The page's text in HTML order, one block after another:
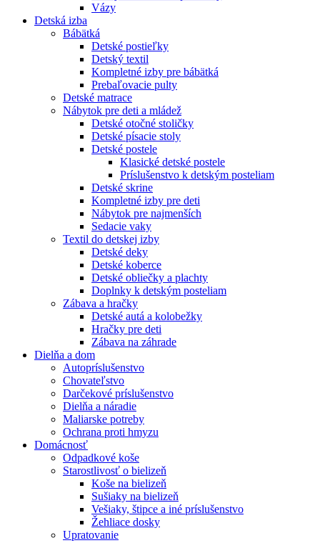
Vázy
Detská izba
Bábätká
Detské postieľky
Detský textil
Kompletné izby pre bábätká
Prebaľovacie pulty
Detské matrace
Nábytok pre deti a mládež
Detské otočné stoličky
Detské písacie stoly
Detské postele
Klasické detské postele
Príslušenstvo k detským posteliam
Detské skrine
Kompletné izby pre deti
Nábytok pre najmenších
Sedacie vaky
Textil do detskej izby
Detské deky
Detské koberce
Detské obliečky a plachty
Doplnky k detským posteliam
Zábava a hračky
Detské autá a kolobežky
Hračky pre deti
Zábava na záhrade
Dielňa a dom
Autopríslušenstvo
Chovateľstvo
Darčekové príslušenstvo
Dielňa a náradie
Maliarske potreby
Ochrana proti hmyzu
Domácnosť
Odpadkové koše
Starostlivosť o bielizeň
Koše na bielizeň
Sušiaky na bielizeň
Vešiaky, štipce a iné príslušenstvo
Žehliace dosky
Upratovanie